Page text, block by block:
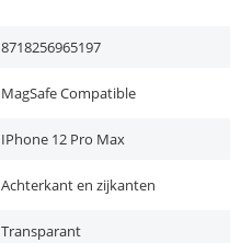
8718256965197
MagSafe Compatible
IPhone 12 Pro Max
Achterkant en zijkanten
Transparant